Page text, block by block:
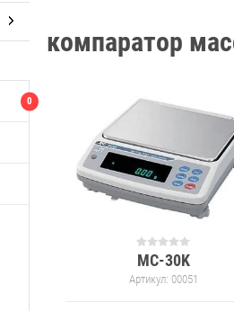
0
компаратор
MC-30K
Артикул: 00051